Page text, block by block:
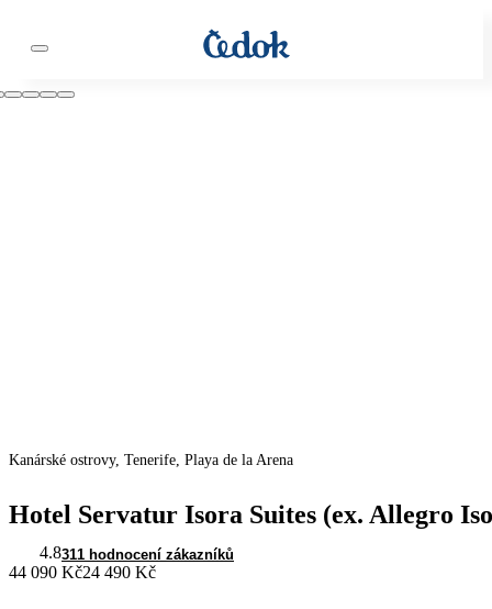
Kanárské ostrovy, Tenerife, Playa de la Arena
Hotel Servatur Isora Suites (ex. Allegro
4.8311 hodnocení zákazníků
44 090 Kč24 490 Kč